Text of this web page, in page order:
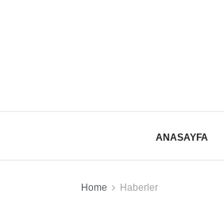
ANASAYFA
Home Haberler